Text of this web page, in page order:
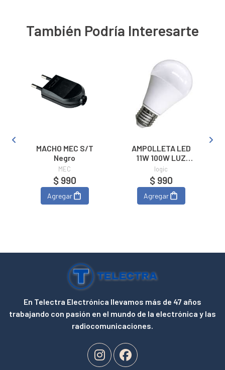
También Podría Interesarte
MACHO MEC S/T
Negro
MEC
$ 990
Agregar
AMPOLLETA LED
11W 100W LUZ
CALIDA 3000K
logic
$ 990
Agregar
En Telectra Electrónica llevamos más de 47 años
trabajando con pasión en el mundo de la electrónica y las
radiocomunicaciones.